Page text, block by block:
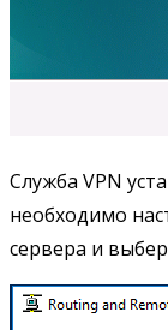
Служба VPN
необходимо
сервера и